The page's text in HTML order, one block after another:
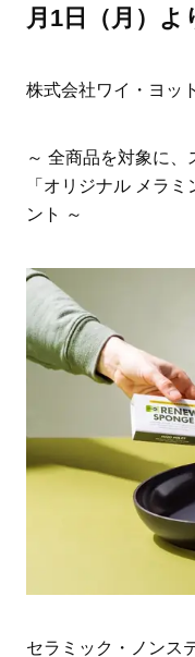
ママとパパに贈る
ス学」
月1日（月）よ
株式会社ワイ・ヨット
～ 全商品を対象に
「オリジナル メラ
ント ～
セラミック・ノンス